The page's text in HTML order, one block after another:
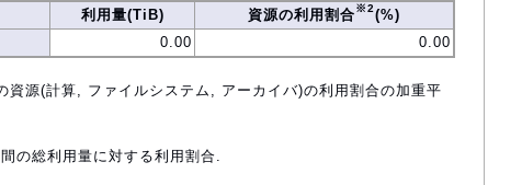
利用量(TiB) 資源の利用割合※2(%)
0.00
0.00
源(計算, ファイルシステム, アーカイバ)の利用割合の加重平
の総利用量に対する利用割合.